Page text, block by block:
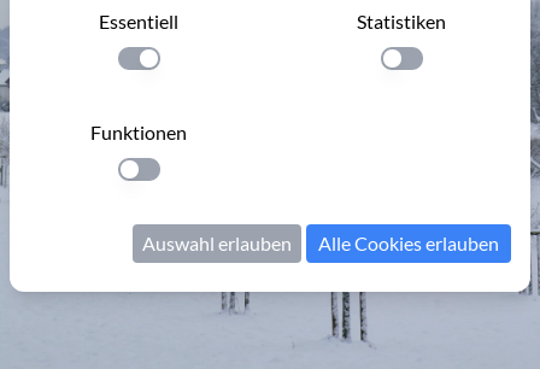
Essentiell
Einstellung anwenden
Statistiken
Einstellung
Funktionen
Einstellung anwenden
Auswahl erlauben Alle Cookies erlauben